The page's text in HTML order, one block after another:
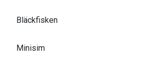
Bläckfisken
Minisim